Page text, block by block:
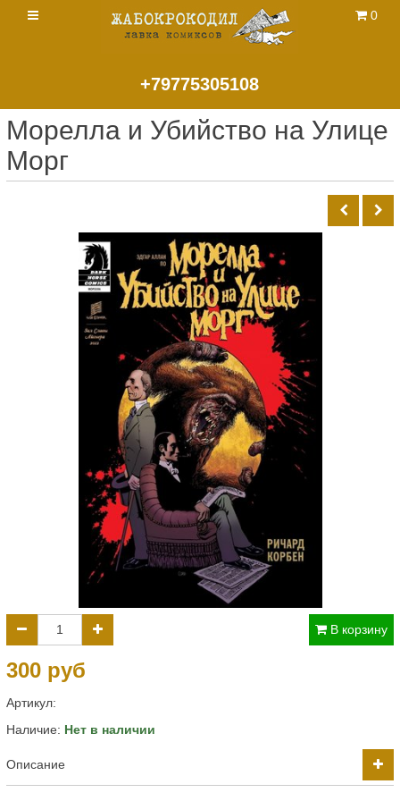
+79775305108
0
Морелла и Убийство на Улице
Морг
В корзину
300 руб
Артикул:
Наличие: Нет в наличии
Описание